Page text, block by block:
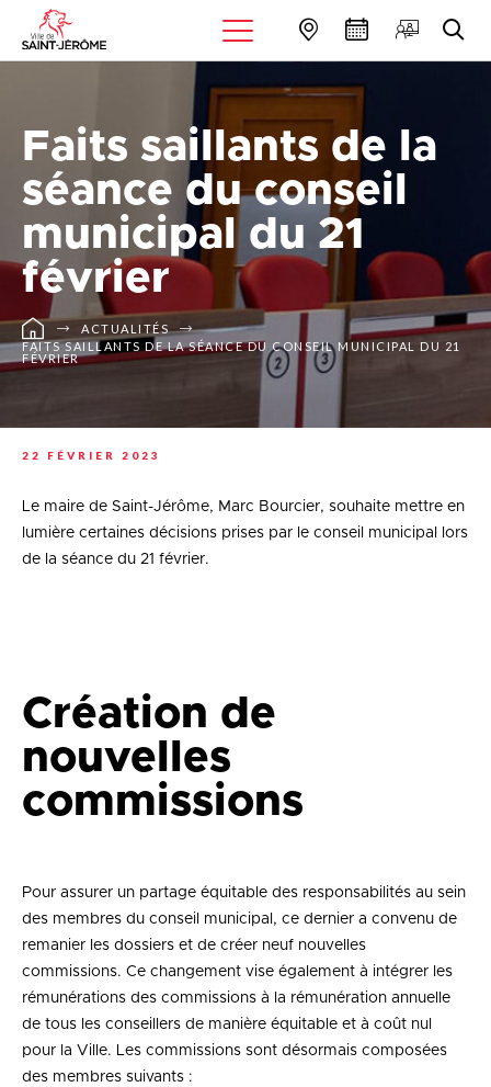
Faits saillants de la
séance du conseil
municipal du 21
février
ACTUALITÉS
FAITS SAILLANTS DE LA SÉANCE DU CONSEIL MUNICIPAL DU 21
FÉVRIER
22 FÉVRIER 2023
Le maire de Saint-Jérôme, Marc Bourcier, souhaite mettre en
lumière certaines décisions prises par le conseil municipal lors
de la séance du 21 février.
Création de
nouvelles
commissions
Pour assurer un partage équitable des responsabilités au sein
des membres du conseil municipal, ce dernier a convenu de
remanier les dossiers et de créer neuf nouvelles
commissions. Ce changement vise également à intégrer les
rémunérations des commissions à la rémunération annuelle
de tous les conseillers de manière équitable et à coût nul
pour la Ville. Les commissions sont désormais composées
des membres suivants :